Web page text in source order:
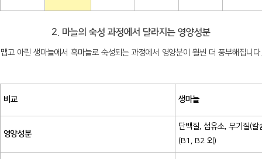
2. 마늘의 숙성 과정에서 달라지는 영양성분
맵고 아린 생마늘에서 흑마늘로 숙성되는 과정에서 영양분이 훨씬 더 풍부해집니다.
비교 생마늘
영양성분
단백질, 섬유소, 무기질(
(B1, B2 외)